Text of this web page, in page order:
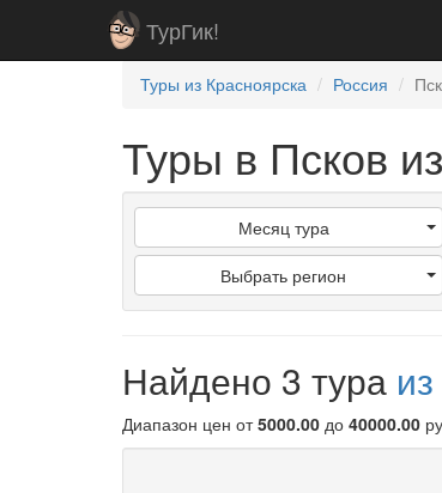
ТурГик!
Туры из Красноярска Россия
Туры в Псков
Месяц тура
Выбрать регион
Найдено 3 тура
Диапазон цен от5000.00 до 40000.00